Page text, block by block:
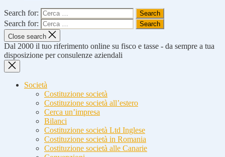
Search for:
Search for:
Close search
Dal 2000 il tuo riferimento online su fisco e tasse - da sempre a tua
disposizione per consulenze aziendali
Società
Costituzione società
Costituzione società all’estero
Cerca un’impresa
Bilanci
Costituzione società Ltd Inglese
Costituzione società in Romania
Costituzione società alle Canarie